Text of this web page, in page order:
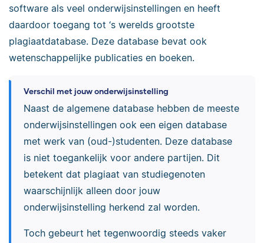
software als veel onderwijsinstellingen en heeft
daardoor toegang tot ‘s werelds grootste
plagiaatdatabase. Deze database bevat ook
wetenschappelijke publicaties en boeken.
Verschil met jouw onderwijsinstelling
Naast de algemene database hebben de meeste
onderwijsinstellingen ook een eigen database
met werk van (oud-)studenten. Deze database
is niet toegankelijk voor andere partijen. Dit
betekent dat plagiaat van studiegenoten
waarschijnlijk alleen door jouw
onderwijsinstelling herkend zal worden.
Toch gebeurt het tegenwoordig steeds vaker